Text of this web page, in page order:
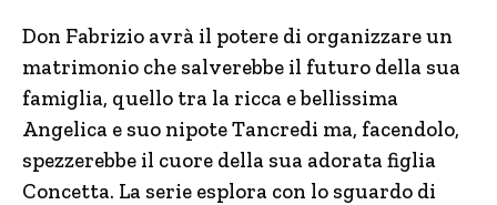
Don Fabrizio avrà il potere di organizzare un
matrimonio che salverebbe il futuro della sua
famiglia, quello tra la ricca e bellissima
Angelica e suo nipote Tancredi ma, facendolo,
spezzerebbe il cuore della sua adorata figlia
Concetta. La serie esplora con lo sguardo di